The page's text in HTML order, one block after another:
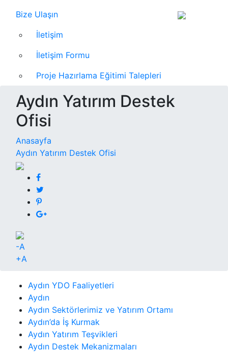
Bize Ulaşın
İletişim
İletişim Formu
Proje Hazırlama Eğitimi Talepleri
Aydın Yatırım Destek
Ofisi
Anasayfa
Aydın Yatırım Destek Ofisi
-A
+A
Aydın YDO Faaliyetleri
Aydın
Aydın Sektörlerimiz ve Yatırım Ortamı
Aydın’da İş Kurmak
Aydın Yatırım Teşvikleri
Aydın Destek Mekanizmaları